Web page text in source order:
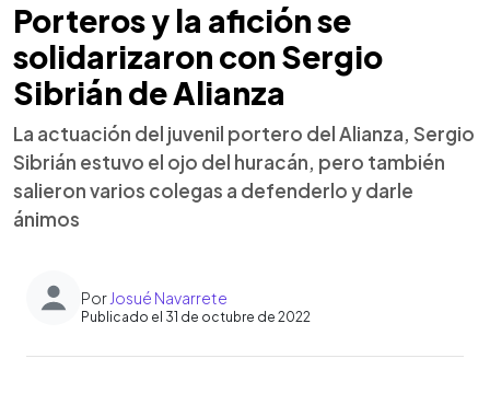
Porteros y la afición se
solidarizaron con Sergio
Sibrián de Alianza
La actuación del juvenil portero del Alianza, Sergio
Sibrián estuvo el ojo del huracán, pero también
salieron varios colegas a defenderlo y darle
ánimos
Por Josué Navarrete
Publicado el 31 de octubre de 2022